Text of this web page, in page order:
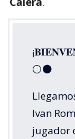
⚪⚫
Ivan
jugador